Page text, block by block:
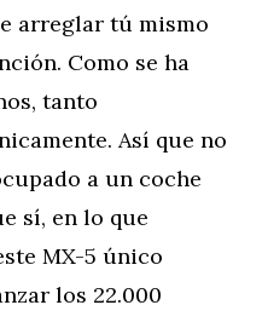
arreglar tú mismo
Como se ha
tanto
Así que no
a un coche
sí, en lo que
MX-5 único
los 22.000